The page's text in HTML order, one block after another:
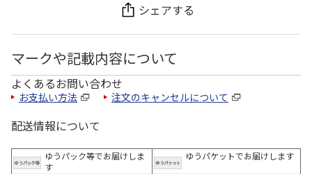
シェアする
マークや記載内容について
よくあるお問い合わせ
お支払い方法 注文のキャンセルについて
配送情報について
ゆうパック等でお届けしま
す
ゆうパケットでお届けします